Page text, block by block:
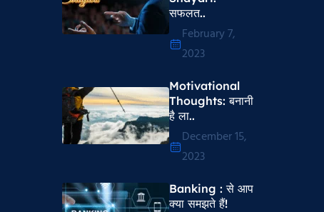
सफलत..
February 7,
2023
Motivational
Thoughts​: बनानी
है ला..
December 15,
2023
Banking : से आप
क्या समझते हैं!